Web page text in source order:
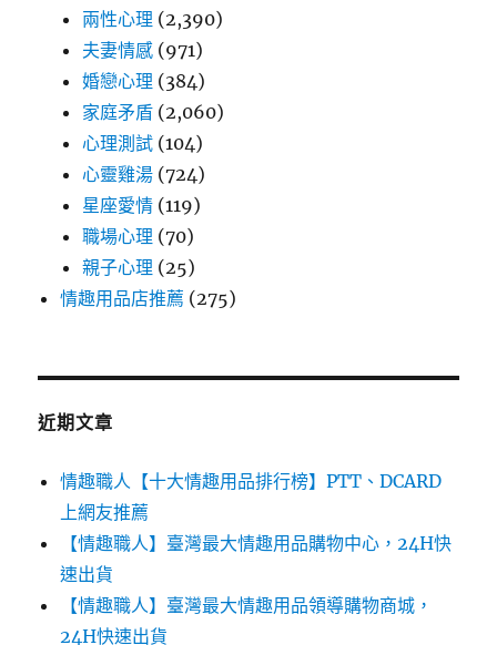
兩性心理 (2,390)
夫妻情感 (971)
婚戀心理 (384)
家庭矛盾 (2,060)
心理測試 (104)
心靈雞湯 (724)
星座愛情 (119)
職場心理 (70)
親子心理 (25)
情趣用品店推薦 (275)
近期文章
情趣職人【十大情趣用品排行榜】PTT、DCARD
上網友推薦
【情趣職人】臺灣最大情趣用品購物中心，24H快
速出貨
【情趣職人】臺灣最大情趣用品領導購物商城，
24H快速出貨